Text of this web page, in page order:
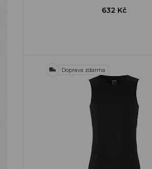
632 Kč
Doprava zdarma